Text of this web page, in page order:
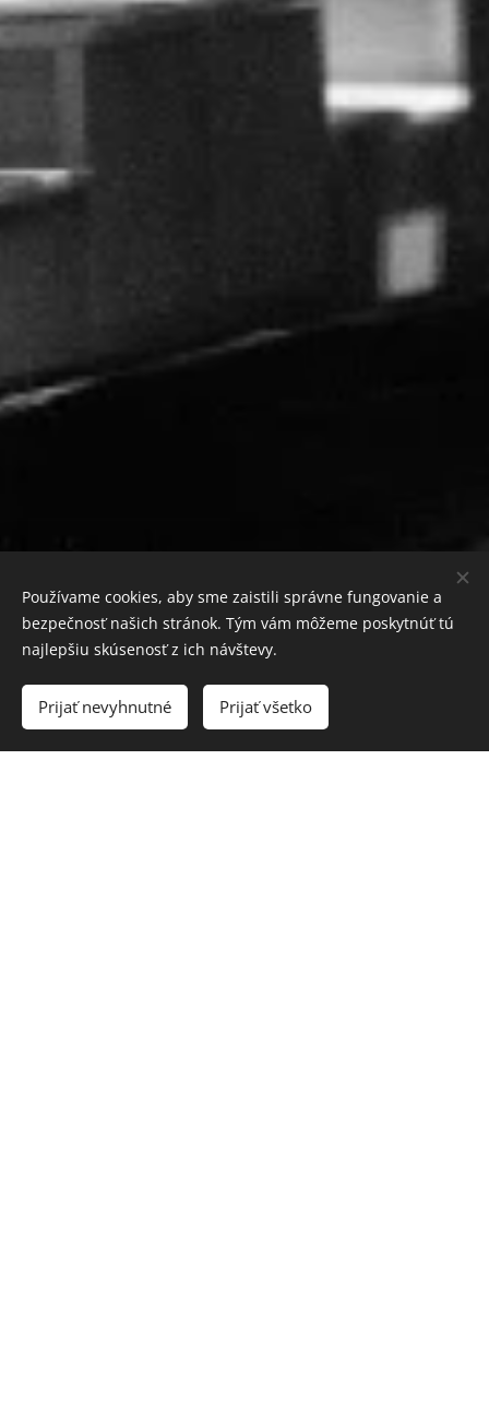
Eventy
Používame cookies, aby sme zaistili správne fungovanie a
bezpečnosť našich stránok. Tým vám môžeme poskytnúť tú
najlepšiu skúsenosť z ich návštevy.
Prijať nevyhnutné Prijať všetko